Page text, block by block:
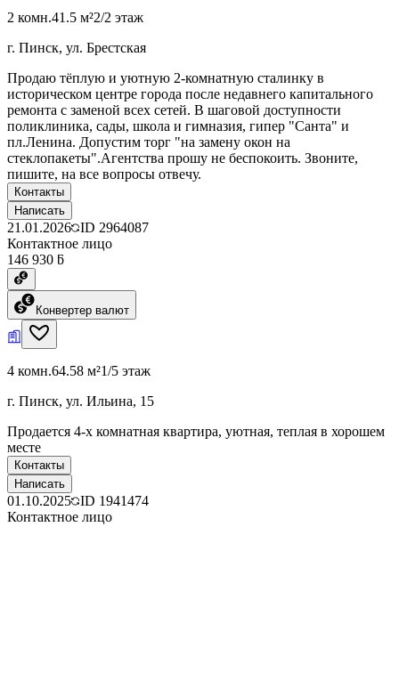
2 комн.41.5 м²2/2 этаж
г. Пинск, ул. Брестская
Продаю тёплую и уютную 2-комнатную сталинку в
историческом центре города после недавнего капитального
ремонта с заменой всех сетей. В шаговой доступности
поликлиника, сады, школа и гимназия, гипер "Санта" и
пл.Ленина. Допустим торг "на замену окон на
стеклопакеты".Агентства прошу не беспокоить. Звоните,
пишите, на все вопросы отвечу.
Контакты
Написать
21.01.2026 ID 2964087
Контактное лицо
146 930 ƃ
Конвертер валют
4 комн.64.58 м²1/5 этаж
г. Пинск, ул. Ильина, 15
Продается 4-х комнатная квартира, уютная, теплая в хорошем
месте
Контакты
Написать
01.10.2025 ID 1941474
Контактное лицо